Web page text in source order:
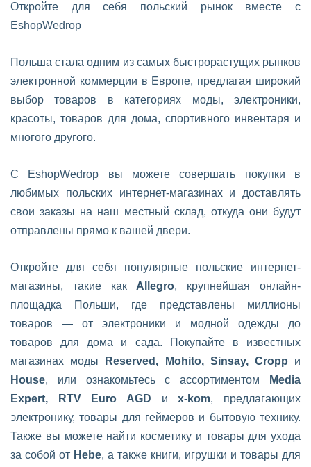
Откройте для себя польский рынок вместе с
EshopWedrop
Польша стала одним из самых быстрорастущих рынков
электронной коммерции в Европе, предлагая широкий
выбор товаров в категориях моды, электроники,
красоты, товаров для дома, спортивного инвентаря и
многого другого.
С EshopWedrop вы можете совершать покупки в
любимых польских интернет-магазинах и доставлять
свои заказы на наш местный склад, откуда они будут
отправлены прямо к вашей двери.
Откройте для себя популярные польские интернет-
магазины, такие как Allegro, крупнейшая онлайн-
площадка Польши, где представлены миллионы
товаров — от электроники и модной одежды до
товаров для дома и сада. Покупайте в известных
магазинах моды
Reserved, Mohito, Sinsay, Cropp и
House, или ознакомьтесь с ассортиментом
Media
Expert, RTV Euro AGD иx-kom, предлагающих
электронику, товары для геймеров и бытовую технику.
Также вы можете найти косметику и товары для ухода
за собой от Hebe, а также книги, игрушки и товары для